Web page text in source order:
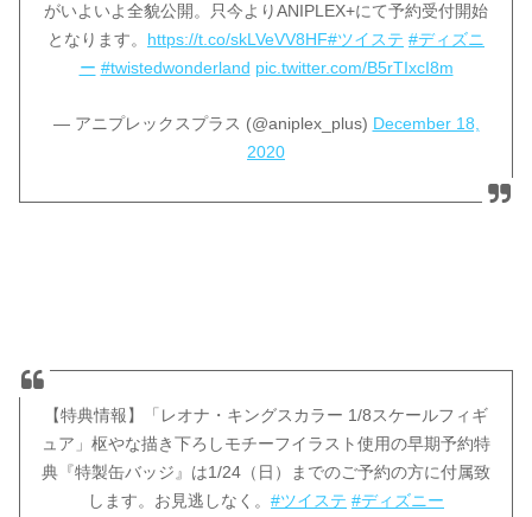
がいよいよ全貌公開。只今よりANIPLEX+にて予約受付開始
となります。 https://t.co/skLVeVV8HF#ツイステ #ディズニ
ー #twistedwonderland pic.twitter.com/B5rTIxcI8m
— アニプレックスプラス (@aniplex_plus) December 18,
2020
【特典情報】「レオナ・キングスカラー 1/8スケールフィギ
ュア」枢やな描き下ろしモチーフイラスト使用の早期予約特
典『特製缶バッジ』は1/24（日）までのご予約の方に付属致
します。お見逃しなく。 #ツイステ #ディズニー